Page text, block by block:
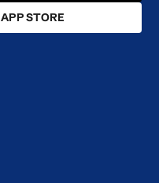
STORE